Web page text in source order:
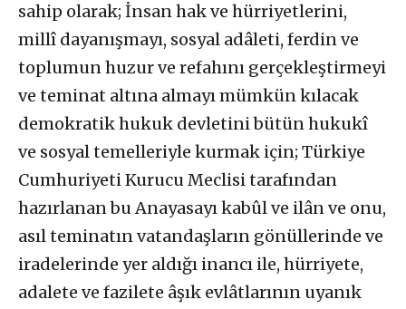
sahip olarak; İnsan hak ve hürriyetlerini,
millî dayanışmayı, sosyal adâleti, ferdin ve
toplumun huzur ve refahını gerçekleştirmeyi
ve teminat altına almayı mümkün kılacak
demokratik hukuk devletini bütün hukukî
ve sosyal temelleriyle kurmak için; Türkiye
Cumhuriyeti Kurucu Meclisi tarafından
hazırlanan bu Anayasayı kabûl ve ilân ve onu,
asıl teminatın vatandaşların gönüllerinde ve
iradelerinde yer aldığı inancı ile, hürriyete,
adalete ve fazilete âşık evlâtlarının uyanık